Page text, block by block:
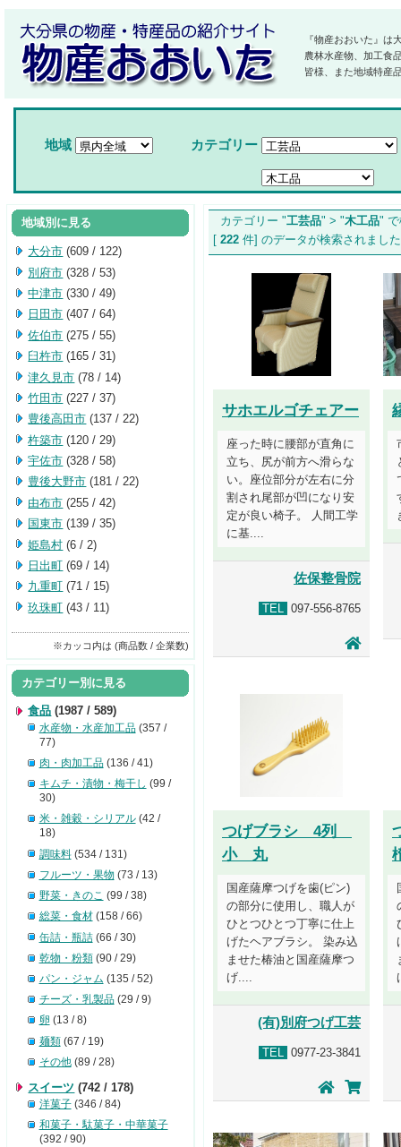
『物産おおいた』は
農林水産物、加工食
皆様、また地域特産
地域 カテゴリー
カテゴリー "工芸品" > "木工品" で
[ 222 件] のデータが検索され
サホエルゴチェアー
座った時に腰部が直角に
立ち、尻が前方へ滑らな
い。座位部分が左右に分
割され尾部が凹になり安
定が良い椅子。 人間工学
に基....
佐保整骨院
TEL 097-556-8765
つげブラシ 4列
小 丸
国産薩摩つげを歯(ピン)
の部分に使用し、職人が
ひとつひとつ丁寧に仕上
げたヘアブラシ。 染み込
ませた椿油と国産薩摩つ
げ....
(有)別府つげ工芸
TEL 0977-23-3841
地域別に見る
大分市 (609 / 122)
別府市 (328 / 53)
中津市 (330 / 49)
日田市 (407 / 64)
佐伯市 (275 / 55)
臼杵市 (165 / 31)
津久見市 (78 / 14)
竹田市 (227 / 37)
豊後高田市 (137 / 22)
杵築市 (120 / 29)
宇佐市 (328 / 58)
豊後大野市 (181 / 22)
由布市 (255 / 42)
国東市 (139 / 35)
姫島村 (6 / 2)
日出町 (69 / 14)
九重町 (71 / 15)
玖珠町 (43 / 11)
※カッコ内は (商品数 / 企業数)
カテゴリー別に見る
食品 (1987 / 589)
水産物・水産加工品(357 /
77)
肉・肉加工品(136 / 41)
キムチ・漬物・梅干し (99 /
30)
米・雑穀・シリアル(42 /
18)
調味料(534 / 131)
フルーツ・果物 (73 / 13)
野菜・きのこ (99 / 38)
総菜・食材(158 / 66)
缶詰・瓶詰(66 / 30)
乾物・粉類(90 / 29)
パン・ジャム (135 / 52)
チーズ・乳製品(29 / 9)
卵 (13 / 8)
麺類(67 / 19)
その他(89 / 28)
スイーツ (742 / 178)
洋菓子(346 / 84)
和菓子・駄菓子・中華菓子
(392 / 90)